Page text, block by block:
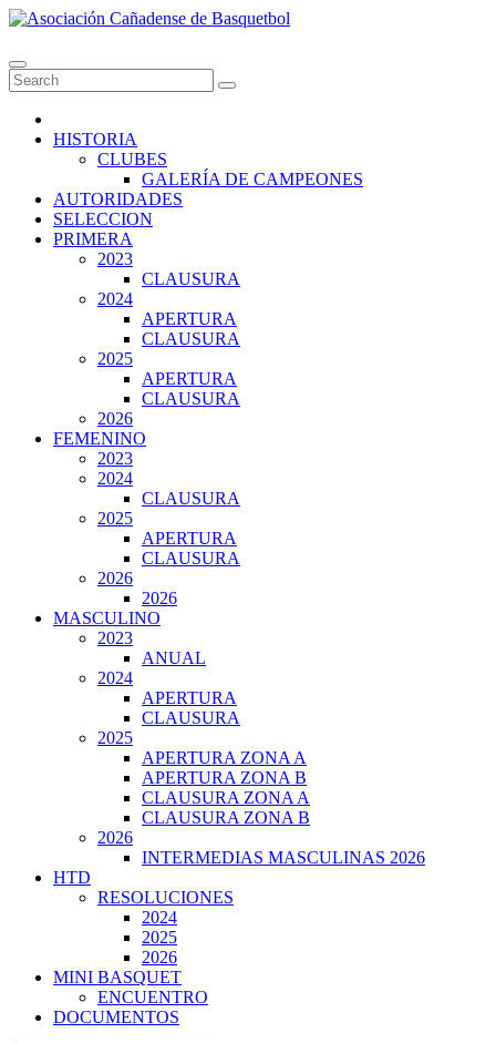
Skip
content
HISTORIA
CLUBES
GALERÍA DE CAMPEONES
AUTORIDADES
SELECCION
PRIMERA
2023
CLAUSURA
2024
APERTURA
CLAUSURA
2025
APERTURA
CLAUSURA
2026
FEMENINO
2023
2024
CLAUSURA
2025
APERTURA
CLAUSURA
2026
2026
MASCULINO
2023
ANUAL
2024
APERTURA
CLAUSURA
2025
APERTURA ZONA A
APERTURA ZONA B
CLAUSURA ZONA A
CLAUSURA ZONA B
2026
INTERMEDIAS MASCULINAS 2026
HTD
RESOLUCIONES
2024
2025
2026
MINI BASQUET
ENCUENTRO
DOCUMENTOS